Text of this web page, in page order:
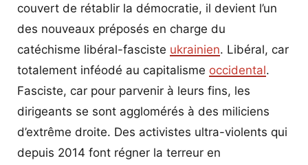
couvert de rétablir la démocratie, il devient l’un
des nouveaux préposés en charge du
catéchisme libéral-fasciste ukrainien. Libéral, car
totalement inféodé au capitalisme occidental.
Fasciste, car pour parvenir à leurs fins, les
dirigeants se sont agglomérés à des miliciens
d’extrême droite. Des activistes ultra-violents qui
depuis 2014 font régner la terreur en